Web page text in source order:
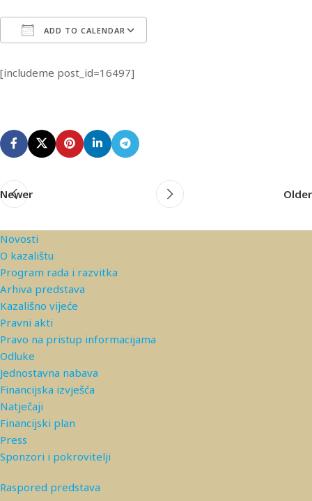
ADD TO CALENDAR
[includeme post_id=16497]
Newer Older
Novosti
O kazalištu
Program rada i razvitka
Arhiva predstava
Kazališno vijeće
Pravni akti
Pravo na pristup informacijama
Odluke
Jednostavna nabava
Financijska izvješća
Natječaji
Financijski plan
Press
Sponzori i pokrovitelji
Raspored predstava